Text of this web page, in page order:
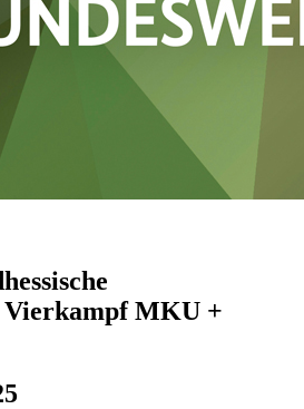
Vierkampf MKU +